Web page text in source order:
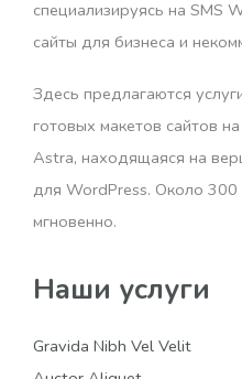
специализируясь на SMS
сайты для бизнеса и
Здесь предлагаются
готовых макетов сайтов
Astra, находящаяся на
для WordPress. Около 300
мгновенно.
Наши услуги
Gravida Nibh Vel Velit